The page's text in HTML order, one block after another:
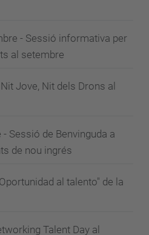
- Sessió informativa per
al setembre
Jove, Nit dels Drons al
Sessió de Benvinguda a
de nou ingrés
al talento" de la
Talent Day al